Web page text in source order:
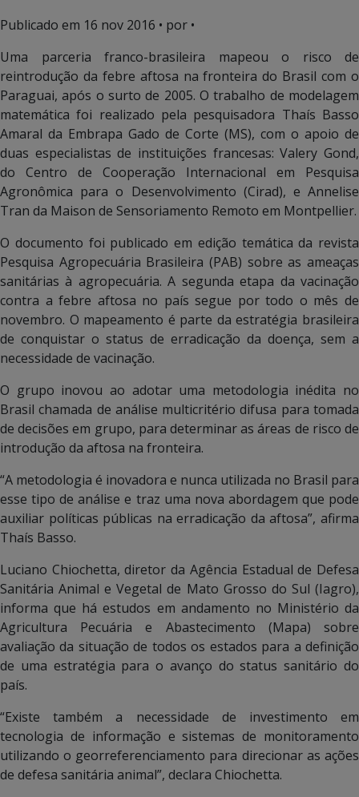
Publicado em 16 nov 2016 • por •
Uma parceria franco-brasileira mapeou o risco de
reintrodução da febre aftosa na fronteira do Brasil com o
Paraguai, após o surto de 2005. O trabalho de modelagem
matemática foi realizado pela pesquisadora Thaís Basso
Amaral da Embrapa Gado de Corte (MS), com o apoio de
duas especialistas de instituições francesas: Valery Gond,
do Centro de Cooperação Internacional em Pesquisa
Agronômica para o Desenvolvimento (Cirad), e Annelise
Tran da Maison de Sensoriamento Remoto em Montpellier.
O documento foi publicado em edição temática da revista
Pesquisa Agropecuária Brasileira (PAB) sobre as ameaças
sanitárias à agropecuária. A segunda etapa da vacinação
contra a febre aftosa no país segue por todo o mês de
novembro. O mapeamento é parte da estratégia brasileira
de conquistar o status de erradicação da doença, sem a
necessidade de vacinação.
O grupo inovou ao adotar uma metodologia inédita no
Brasil chamada de análise multicritério difusa para tomada
de decisões em grupo, para determinar as áreas de risco de
introdução da aftosa na fronteira.
“A metodologia é inovadora e nunca utilizada no Brasil para
esse tipo de análise e traz uma nova abordagem que pode
auxiliar políticas públicas na erradicação da aftosa”, afirma
Thaís Basso.
Luciano Chiochetta, diretor da Agência Estadual de Defesa
Sanitária Animal e Vegetal de Mato Grosso do Sul (Iagro),
informa que há estudos em andamento no Ministério da
Agricultura Pecuária e Abastecimento (Mapa) sobre
avaliação da situação de todos os estados para a definição
de uma estratégia para o avanço do status sanitário do
país.
“Existe também a necessidade de investimento em
tecnologia de informação e sistemas de monitoramento
utilizando o georreferenciamento para direcionar as ações
de defesa sanitária animal”, declara Chiochetta.